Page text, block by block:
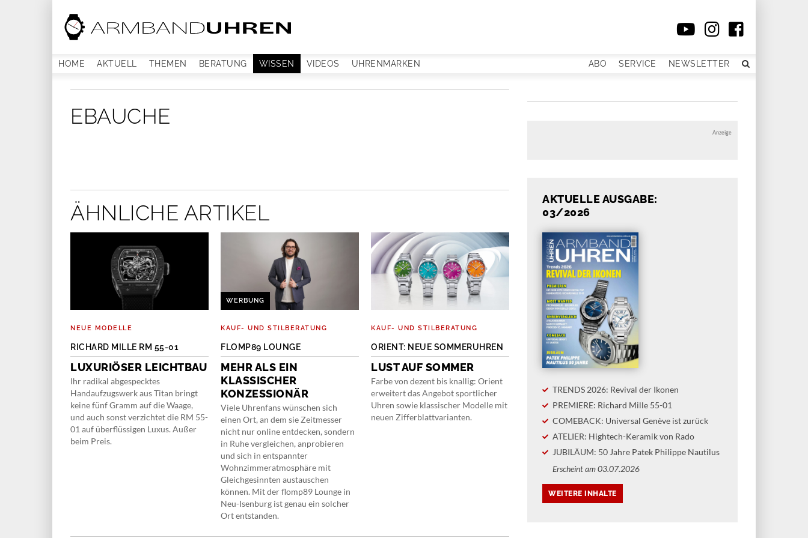
HOME AKTUELL THEMEN BERATUNG WISSEN VIDEOS UHRENMARKEN ABO SERVICE NEWSLETTER
EBAUCHE
ÄHNLICHE ARTIKEL
NEUE MODELLE
RICHARD MILLE RM 55-01
LUXURIÖSER LEICHTBAU
Ihr radikal abgespecktes
Handaufzugswerk aus Titan bringt
keine fünf Gramm auf die Waage,
und auch sonst verzichtet die RM 55-
01 auf überflüssigen Luxus. Außer
beim Preis.
WERBUNG
KAUF- UND STILBERATUNG
FLOMP89 LOUNGE
MEHR ALS EIN
KLASSISCHER
KONZESSIONÄR
Viele Uhrenfans wünschen sich
einen Ort, an dem sie Zeitmesser
nicht nur online entdecken, sondern
in Ruhe vergleichen, anprobieren
und sich in entspannter
Wohnzimmeratmosphäre mit
Gleichgesinnten austauschen
können. Mit der flomp89 Lounge in
Neu-Isenburg ist genau ein solcher
Ort entstanden.
KAUF- UND STILBERATUNG
ORIENT: NEUE SOMMERUHREN
LUST AUF SOMMER
Farbe von dezent bis knallig: Orient
erweitert das Angebot sportlicher
Uhren sowie klassischer Modelle mit
neuen Zifferblattvarianten.
O-TON
MORITZ GROSSMANN
CHRISTINE HUTTER IM
INTERVIEW
«KLEIN UND FEIN
BLEIBEN»
Die Manufaktur Moritz Grossmann
begeht den 200. Geburtstag ihres
Gespräch mit Christine Hutter, unter
deren Leitung die Marke neu
Manufaktur in Glashütte gebaut
wurde.
FADE
TOOLWATCHES MIT
TIEFGANG
In diesem «Uhrenvergleich» nehmen
Produktion unter die Lupe. Die junge
Anzeige
AKTUELLE AUSGABE:
03/2026
TRENDS 2026: Revival der Ikonen
PREMIERE: Richard Mille 55-01
COMEBACK: Universal Genève ist zurück
ATELIER: Hightech-Keramik von Rado
JUBILÄUM: 50 Jahre Patek Philippe Nautilus
Erscheint am 03.07.2026